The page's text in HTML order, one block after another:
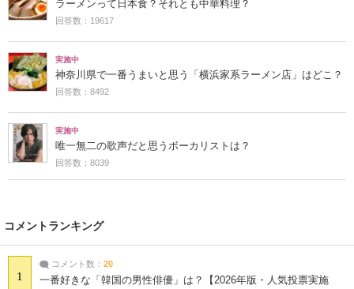
ラーメンって日本食？それとも中華料理？
回答数：19617
実施中
神奈川県で一番うまいと思う「横浜家系ラーメン店」はどこ？
回答数：8492
実施中
唯一無二の歌声だと思うボーカリストは？
回答数：8039
コメントランキング
1
コメント数： 20
一番好きな「韓国の男性俳優」は？【2026年版・人気投票実施